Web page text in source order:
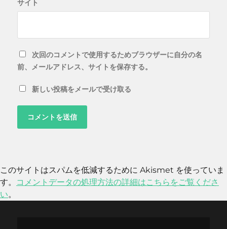
サイト
次回のコメントで使用するためブラウザーに自分の名
前、メールアドレス、サイトを保存する。
新しい投稿をメールで受け取る
このサイトはスパムを低減するために Akismet を使っていま
す。
コメントデータの処理方法の詳細はこちらをご覧くださ
い。